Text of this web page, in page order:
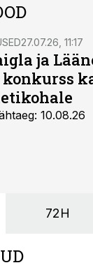
27.07.26, 11:17
ja
10.08.26
72H